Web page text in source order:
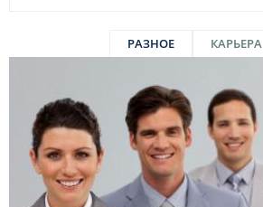
КАРЬЕРА
РАЗНОЕ